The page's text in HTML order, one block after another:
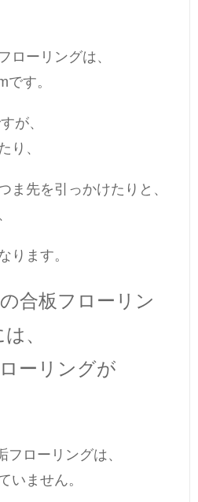
ローリングは、
す。
が、
り、
ま先を引っかけたりと、
ります。
合板フローリン
、
ーリングが
ローリングは、
いません。